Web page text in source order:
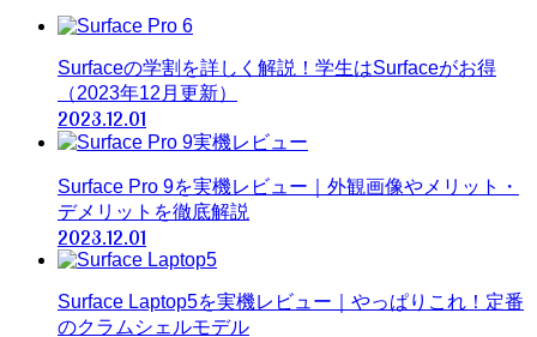
Surfaceの学割を詳しく解説！学生はSurfaceがお得
（2023年12月更新）
2023.12.01
Surface Pro 9を実機レビュー｜外観画像やメリット・
デメリットを徹底解説
2023.12.01
Surface Laptop5を実機レビュー｜やっぱりこれ！定番
のクラムシェルモデル